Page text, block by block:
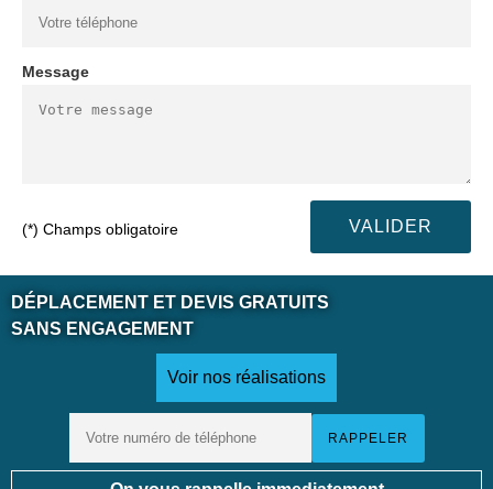
Message
(*) Champs obligatoire
DÉPLACEMENT ET DEVIS GRATUITS
SANS ENGAGEMENT
Voir nos réalisations